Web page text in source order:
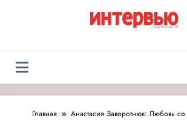
Журнал
Люди и
Люди и события
Главная Анастасия Заворотнюк: Любовь со